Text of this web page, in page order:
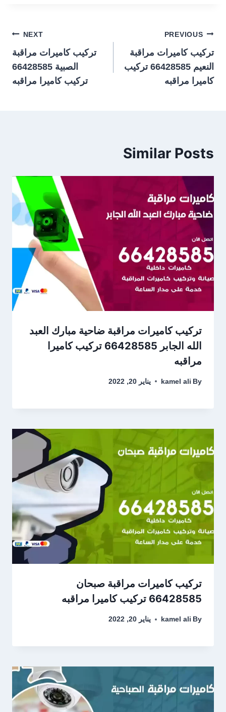
تصفّح
المقالات
PREVIOUS
تركيب كاميرات مراقبة
النعيم 66428585 تركيب
كاميرا مراقبه
NEXT
تركيب كاميرات مراقبة
الصبية 66428585
تركيب كاميرا مراقبه
Similar Posts
تركيب كاميرات مراقبة ضاحية مبارك العبد
الله الجابر 66428585 تركيب كاميرا
مراقبه
By
kamel ali يناير 20, 2022
تركيب كاميرات مراقبة صبحان
66428585 تركيب كاميرا مراقبه
By
kamel ali يناير 20, 2022